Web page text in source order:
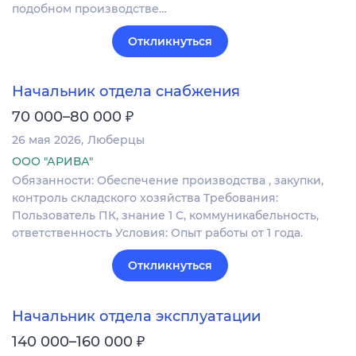
подобном производстве…
Откликнуться
Начальник отдела снабжения
70 000–80 000 ₽
26 мая 2026 Люберцы
ООО "АРИВА"
Обязанности: Обеспечение производства , закупки,
контроль складского хозяйства Требования:
Пользователь ПК, знание 1 С, коммуникабельность,
ответственность Условия: Опыт работы от 1 года.
Откликнуться
Начальник отдела эксплуатации
140 000–160 000 ₽